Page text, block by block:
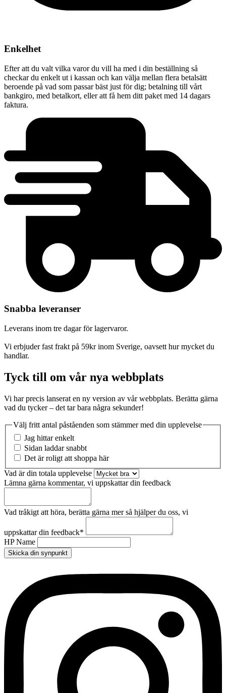
Enkelhet
Efter att du valt vilka varor du vill ha med i din beställning så
checkar du enkelt ut i kassan och kan välja mellan flera betalsätt
beroende på vad som passar bäst just för dig; betalning till vårt
bankgiro, med betalkort, eller att få hem ditt paket med 14 dagars
faktura.
Snabba leveranser
Leverans inom tre dagar för lagervaror.
Vi erbjuder fast frakt på 59kr inom Sverige, oavsett hur mycket du
handlar.
Tyck till om vår nya webbplats
Vi har precis lanserat en ny version av vår webbplats. Berätta gärna
vad du tycker – det tar bara några sekunder!
Välj fritt antal påståenden som stämmer med din upplevelse
Jag hittar enkelt
Sidan laddar snabbt
Det är roligt att shoppa här
Vad är din totala upplevelse
Lämna gärna kommentar, vi uppskattar din feedback
Vad tråkigt att höra, berätta gärna mer så hjälper du oss, vi
uppskattar din feedback*
HP Name
Skicka din synpunkt